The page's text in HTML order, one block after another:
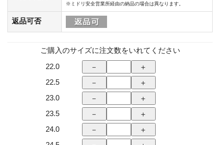
※ミドリ安全営業所経由の納品の場合は異なります。
返品可否
ご購入のサイズに注文数をいれてください
22.0
22.5
23.0
23.5
24.0